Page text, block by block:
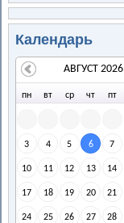
Календарь
пн вт ср чт пт
3 4 5 6 7
10 11 12 13 14
17 18 19 20 21
24 25 26 27 28
АВГУСТ 2026